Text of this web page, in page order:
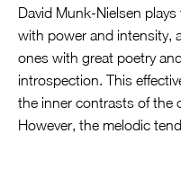
David Munk-Nielsen
with power and intensity,
ones with great poetry
introspection. This
the inner contrasts of the
However, the melodic